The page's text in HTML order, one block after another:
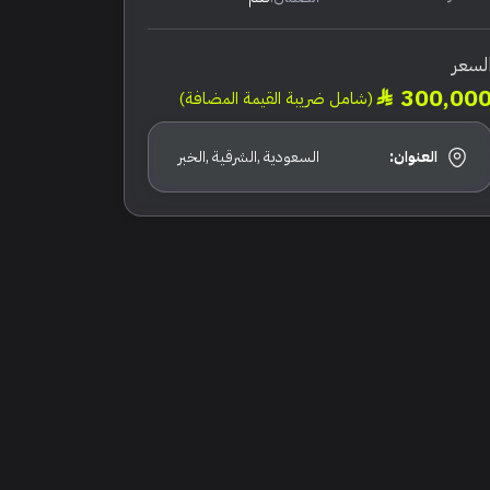
(شامل ضريبة القيمة المضافة)
العنوان: السعودية ,الشرقية ,الخبر